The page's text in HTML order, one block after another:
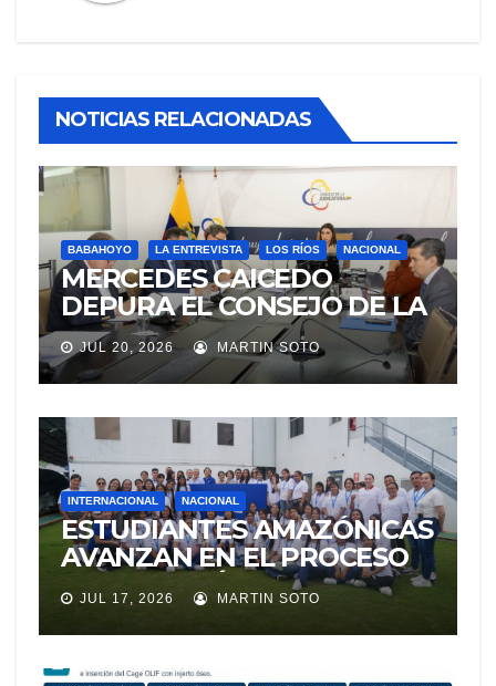
NOTICIAS RELACIONADAS
BABAHOYO LA ENTREVISTA LOS RÍOS NACIONAL
MERCEDES CAICEDO
DEPURA EL CONSEJO DE LA
JUDICATURA
JUL 20, 2026 MARTIN SOTO
INTERNACIONAL NACIONAL
ESTUDIANTES AMAZÓNICAS
AVANZAN EN EL PROCESO
DE SELECCIÓN PARA
REPRESENTAR A ECUADOR
EN EXPERIENCIA
EDUCATIVA DE LA NASA
JUL 17, 2026 MARTIN SOTO